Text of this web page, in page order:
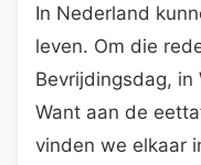
In Nederland
leven. Om die
Bevrijdingsdag,
Want aan de
vinden we elkaar